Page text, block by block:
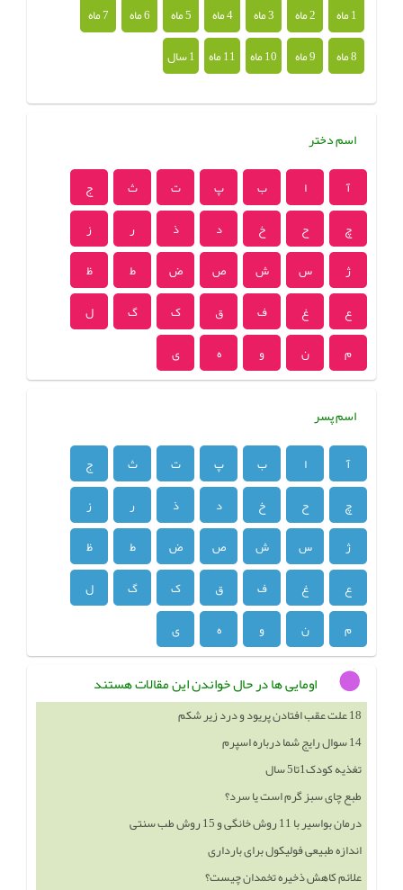
1 ماه 2 ماه 3 ماه 4 ماه 5 ماه 6 ماه
7 ماه
8 ماه
9 ماه 10 ماه 11 ماه 1 سال
اسم دختر
آ ا ب پ ت ث
ج
چ
ح خ د ذ ر
ز
ژ
س ش ص ض ط
ظ
ع
غ ف ق ک گ
ل
م
ن و ه ی
اسم پسر
آ ا ب پ ت ث
ج
چ
ح خ د ذ ر
ز
ژ
س ش ص ض ط
ظ
ع
غ ف ق ک گ
ل
م
ن و ه ی
اومایی ها در حال خواندن این مقالات هستند
18 علت عقب افتادن پریود و درد زیر شکم
14 سوال رایج شما درباره اسپرم
تغذیه کودک1تا5 سال
طبع چای سبز گرم است یا سرد؟
درمان بواسیر با 11 روش خانگی و 15 روش طب سنتی
اندازه طبیعی فولیکول برای بارداری
علائم کاهش ذخیره تخمدان چیست؟